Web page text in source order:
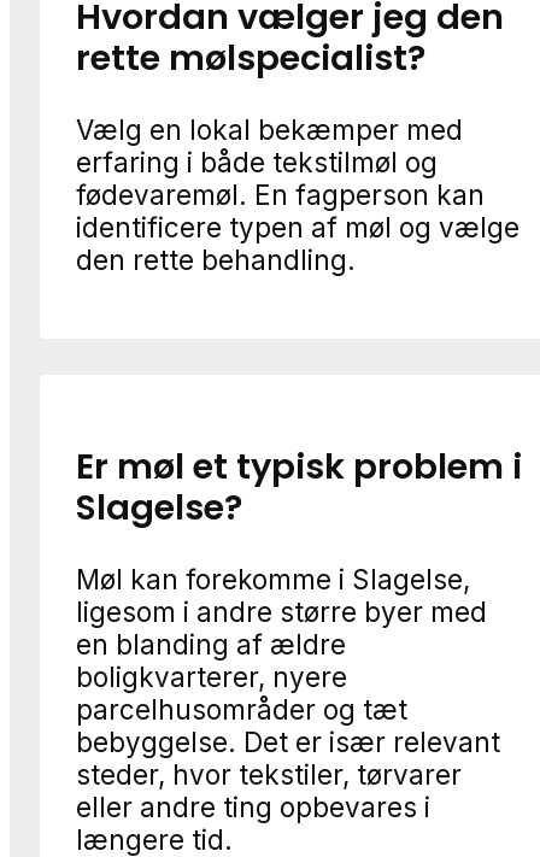
Hvordan vælger jeg den
rette mølspecialist?
Vælg en lokal bekæmper med
erfaring i både tekstilmøl og
fødevaremøl. En fagperson kan
identificere typen af møl og vælge
den rette behandling.
Er møl et typisk problem i
Slagelse?
Møl kan forekomme i Slagelse,
ligesom i andre større byer med
en blanding af ældre
boligkvarterer, nyere
parcelhusområder og tæt
bebyggelse. Det er især relevant
steder, hvor tekstiler, tørvarer
eller andre ting opbevares i
længere tid.